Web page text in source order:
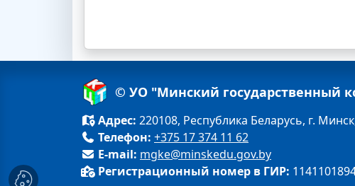
© УО "Минский государственный
Адрес: 220108, Республика Беларусь, г.
Телефон: +375 17 374 11 62
E-mail: mgke@minskedu.gov.by
Регистрационный номер в ГИР: